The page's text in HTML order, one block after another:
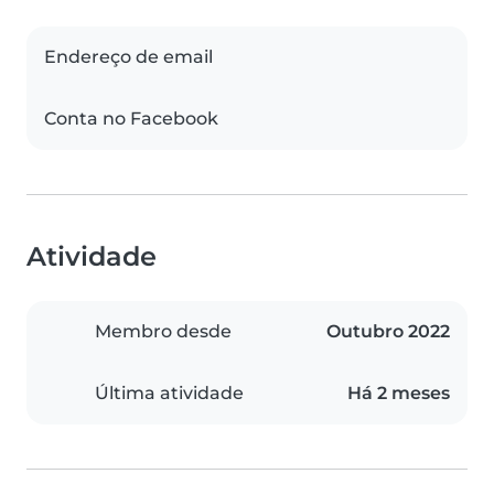
Endereço de email
Conta no Facebook
Atividade
Membro desde Outubro 2022
Última atividade Há 2 meses